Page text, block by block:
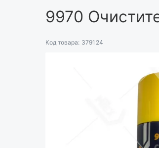
9970
Код товара: 379124